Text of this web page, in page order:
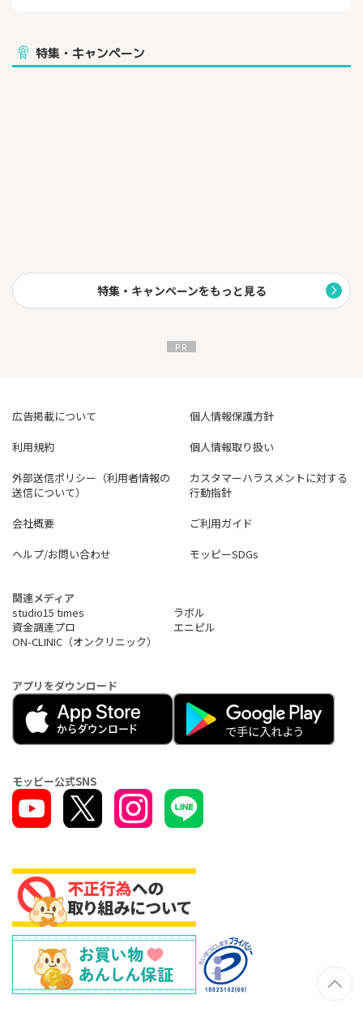
0%（2022年1月4日オリコン調べ）達成。長らく運用してきた
「みんなのFX」アプリで蓄積したノウハウを「みんなのコイン」
《おすすめテキスト》
◎ビットコイン始めるなら「みんなのコイン」！
特集・キャンペーン
特集・キャンペーンをもっと見る
広告掲載について
個人情報保護方針
利用規約
個人情報取り扱い
外部送信ポリシー（利用者情報の
送信について）
カスタマーハラスメントに対する
行動指針
会社概要
ご利用ガイド
ヘルプ/お問い合わせ
モッピーSDGs
関連メディア
studio15 times
ラボル
資金調達プロ
エニピル
ON-CLINIC（オンクリニック）
アプリをダウンロード
モッピー公式SNS